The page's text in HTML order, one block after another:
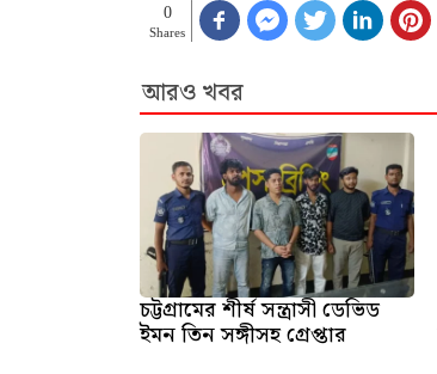
0
Shares
আরও খবর
চট্টগ্রামের শীর্ষ সন্ত্রাসী ডেভিড
ইমন তিন সঙ্গীসহ গ্রেপ্তার